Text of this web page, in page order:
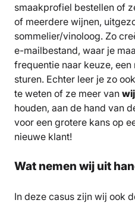
smaakprofiel bestellen of
of meerdere wijnen,
sommelier/vinoloog. Zo
e-mailbestand, waar je
frequentie naar keuze,
sturen. Echter leer je zo
te weten of ze meer van
houden, aan de hand van
voor een grotere kans op
nieuwe klant!
Wat nemen wij uit
In deze casus zijn wij ook